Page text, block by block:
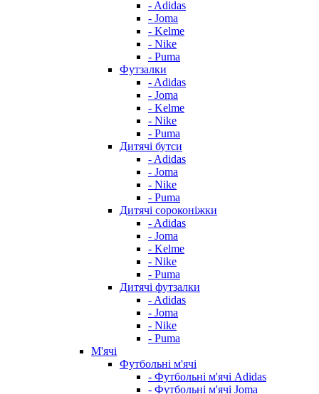
- Adidas
- Joma
- Kelme
- Nike
- Puma
Футзалки
- Adidas
- Joma
- Kelme
- Nike
- Puma
Дитячі бутси
- Adidas
- Joma
- Nike
- Puma
Дитячі сороконіжки
- Adidas
- Joma
- Kelme
- Nike
- Puma
Дитячі футзалки
- Adidas
- Joma
- Nike
- Puma
М'ячі
Футбольні м'ячі
- Футбольні м'ячі Adidas
- Футбольні м'ячі Joma